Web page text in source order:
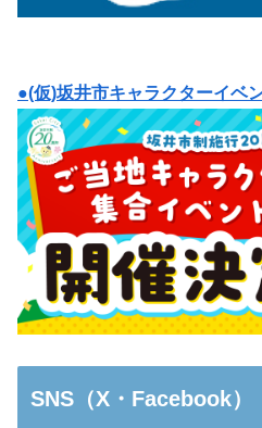
●(仮)坂井市キャラクターイベ
SNS（X・Facebook）